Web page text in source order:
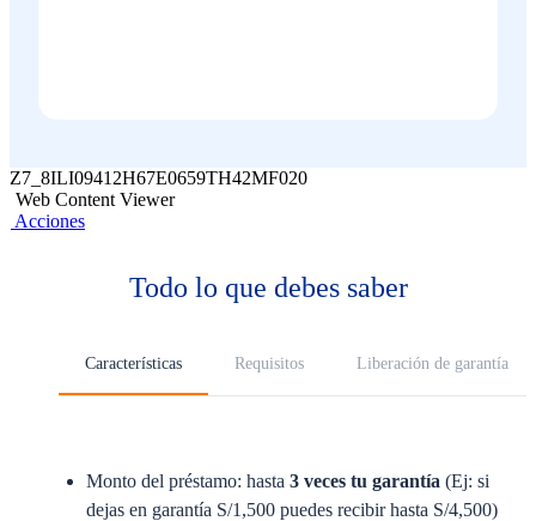
Z7_8ILI09412H67E0659TH42MF020
Web Content Viewer
Acciones
Todo lo que debes saber
Características Requisitos Liberación de garantía
Monto del préstamo: hasta 3 veces tu garantía (Ej: si
dejas en garantía S/1,500 puedes recibir hasta S/4,500)​